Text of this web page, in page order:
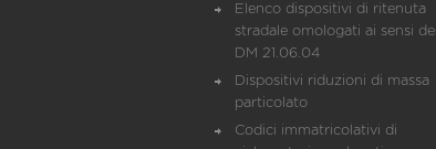
Elenco dispositivi di ritenuta
stradale omologati ai sensi del
DM 21.06.04
Dispositivi riduzioni di massa
particolato
Codici immatricolativi di